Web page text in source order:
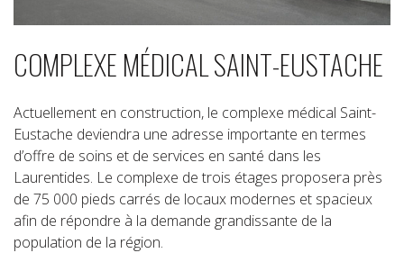
COMPLEXE MÉDICAL SAINT-EUSTACHE
Actuellement en construction, le complexe médical Saint-
Eustache deviendra une adresse importante en termes
d’offre de soins et de services en santé dans les
Laurentides. Le complexe de trois étages proposera près
de 75 000 pieds carrés de locaux modernes et spacieux
afin de répondre à la demande grandissante de la
population de la région.